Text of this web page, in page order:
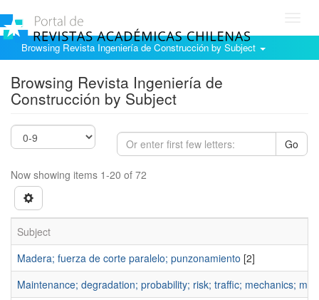
Browsing Revista Ingeniería de Construcción by Subject
Browsing Revista Ingeniería de
Construcción by Subject
Go
Now showing items 1-20 of 72
Subject
Madera; fuerza de corte paralelo; punzonamiento [2]
Maintenance; degradation; probability; risk; traffic; mechanics;